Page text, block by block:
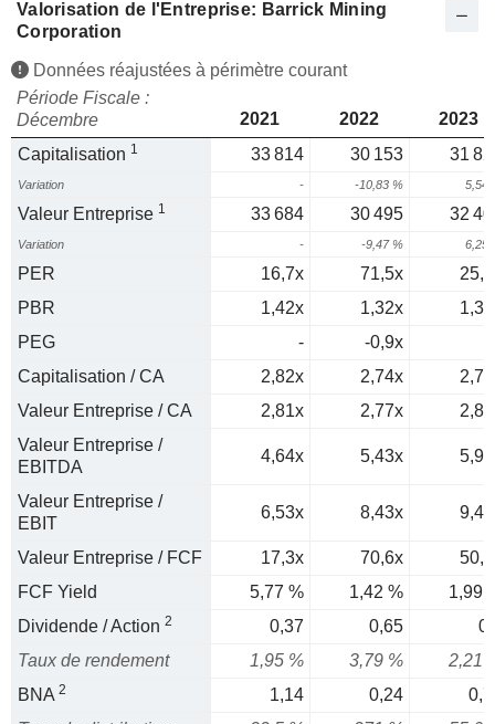
Valorisation de l'Entreprise: Barrick Mining
Corporation
Données réajustées à périmètre courant
Période Fiscale :
Décembre
2021 2022
2023
Capitalisation 1 33 814 30 153 31
Variation - -10,83 % 5,54
Valeur Entreprise 1 33 684 30 495 32
Variation - -9,47 % 6,25
PER 16,7x 71,5x
PBR
1,42x 1,32x
PEG
- -0,9x
Capitalisation / CA
2,82x 2,74x
Valeur Entreprise / CA
2,81x 2,77x
Valeur Entreprise /
EBITDA
4,64x 5,43x
Valeur Entreprise /
EBIT
6,53x 8,43x
Valeur Entreprise / FCF 17,3x 70,6x
FCF Yield
5,77 % 1,42 %
1,99
Dividende / Action 2 0,37 0,65
Taux de rendement
1,95 % 3,79 %
2,21
BNA 2 1,14 0,24